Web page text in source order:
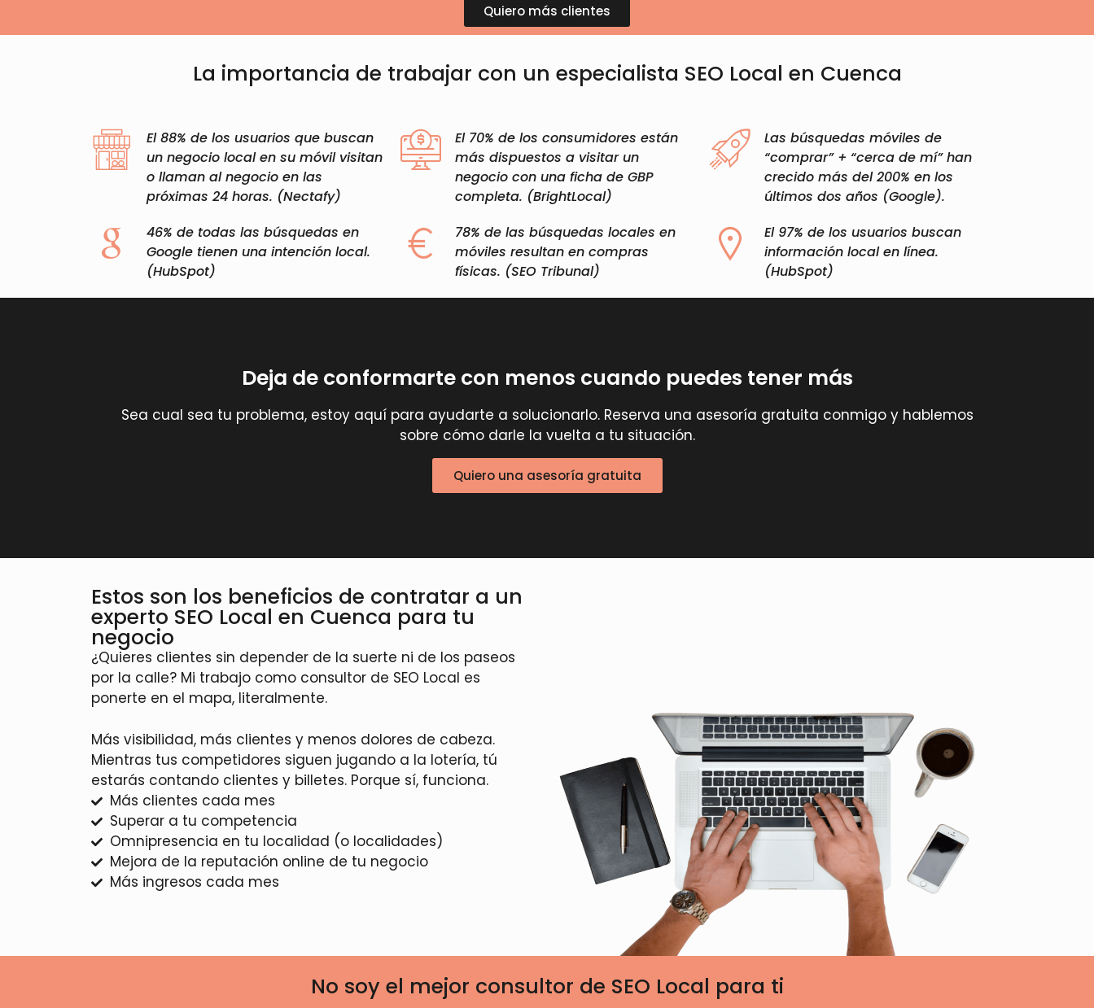
Quiero más clientes
La importancia de trabajar con un especialista SEO Local en Cuenca
El 88% de los usuarios que buscan
un negocio local en su móvil visitan
o llaman al negocio en las
próximas 24 horas. (Nectafy)​
El 70% de los consumidores están
más dispuestos a visitar un
negocio con una ficha de GBP
completa. (BrightLocal)​
Las búsquedas móviles de
“comprar” + “cerca de mí” han
crecido más del 200% en los
últimos dos años (Google).​
46% de todas las búsquedas en
Google tienen una intención local.
(HubSpot)​
78% de las búsquedas locales en
móviles resultan en compras
físicas. (SEO Tribunal)​
El 97% de los usuarios buscan
información local en línea.
(HubSpot)​
Deja de conformarte con menos cuando puedes tener más
Sea cual sea tu problema, estoy aquí para ayudarte a solucionarlo. Reserva una asesoría gratuita conmigo y hablemos
sobre cómo darle la vuelta a tu situación.
Quiero una asesoría gratuita
Estos son los beneficios de contratar a un
experto SEO Local en Cuenca para tu
negocio
¿Quieres clientes sin depender de la suerte ni de los paseos
por la calle? Mi trabajo como consultor de SEO Local es
ponerte en el mapa, literalmente.
Más visibilidad, más clientes y menos dolores de cabeza.
Mientras tus competidores siguen jugando a la lotería, tú
estarás contando clientes y billetes. Porque sí, funciona.
Más clientes cada mes
Superar a tu competencia
Omnipresencia en tu localidad (o localidades)
Mejora de la reputación online de tu negocio
Más ingresos cada mes
No soy el mejor consultor de SEO Local para ti